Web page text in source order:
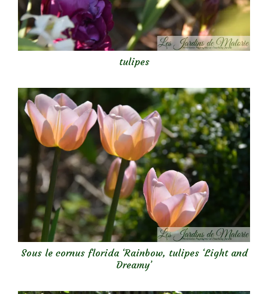
tulipes
Sous le cornus florida ‘Rainbow, tulipes ‘Light and
Dreamy’